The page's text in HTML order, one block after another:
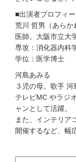
■出演者プロフィ
荒川 哲男（あらか
医師。大阪市立大
専攻：消化器内科
学位：医学博士
河島あみる
３児の母。歌手 河
テレビMC やラジ
ャンとして活躍。
また、インテリア
開催するなど、幅